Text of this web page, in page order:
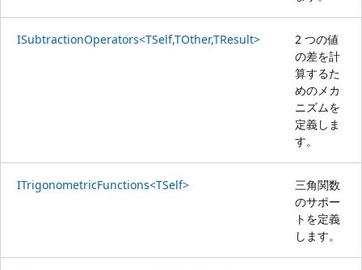
ISubtractionOperators<TSelf,TOther,TResult>
2 つの値
の差を計
算するた
めのメカ
ニズムを
定義しま
す。
ITrigonometricFunctions<TSelf>
三角関数
のサポー
トを定義
します。